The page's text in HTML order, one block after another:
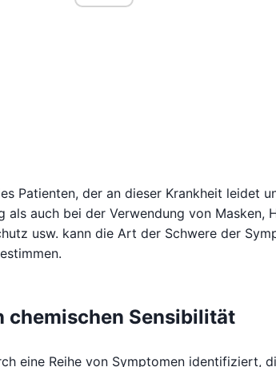
Patienten, der an dieser Krankheit leidet
als auch bei der Verwendung von Masken,
usw. kann die Art der Schwere der
chemischen Sensibilität
eine Reihe von Symptomen identifiziert,